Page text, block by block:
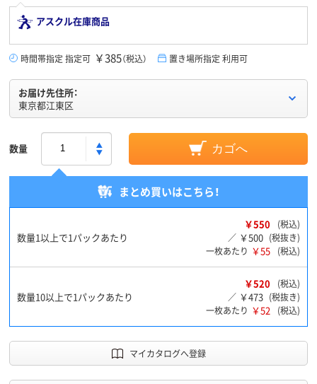
アスクル在庫商品
時間帯指定 指定可 ￥385（税込） 置き場所指定 利用可
お届け先住所：
東京都江東区
数量 カゴへ
まとめ買いはこちら！
数量1以上で1パックあたり
￥550
(税込)
／ ￥500 (税抜き)
一枚あたり ￥55 (税込)
数量10以上で1パックあたり
￥520
(税込)
／ ￥473 (税抜き)
一枚あたり ￥52 (税込)
マイカタログへ登録